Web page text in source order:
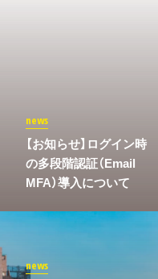
news
​【お知らせ】ログイン時
の多段階認証（Email
MFA）導入について
news